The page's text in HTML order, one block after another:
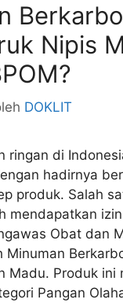
Nipis
DOKLIT
ringan di
hadirnya
produk. Salah
mendapatkan
Obat dan
Minuman
Madu. Produk ini
Pangan